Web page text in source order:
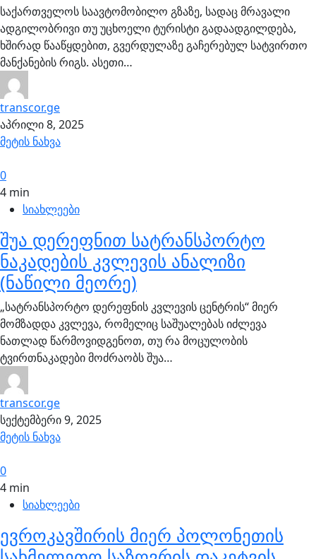
საქართველოს საავტომობილო გზაზე, სადაც მრავალი
ადგილობრივი თუ უცხოელი ტურისტი გადაადგილდება,
ხშირად წააწყდებით, გვერდულაზე გაჩერებულ სატვირთო
მანქანების რიგს. ასეთი…
transcor.ge
აპრილი 8, 2025
მეტის ნახვა
0
4 min
სიახლეები
შუა დერეფნით სატრანსპორტო
ნაკადების კვლევის ანალიზი
(ნაწილი მეორე)
„სატრანსპორტო დერეფნის კვლევის ცენტრის“ მიერ
მომზადდა კვლევა, რომელიც საშუალებას იძლევა
ნათლად წარმოვიდგენოთ, თუ რა მოცულობის
ტვირთნაკადები მოძრაობს შუა…
transcor.ge
სექტემბერი 9, 2025
მეტის ნახვა
0
4 min
სიახლეები
ევროკავშირის მიერ პოლონეთის